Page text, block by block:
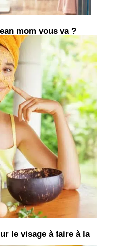
mom vous va ?
le visage à faire à la